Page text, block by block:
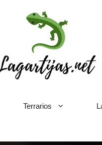
Terrarios